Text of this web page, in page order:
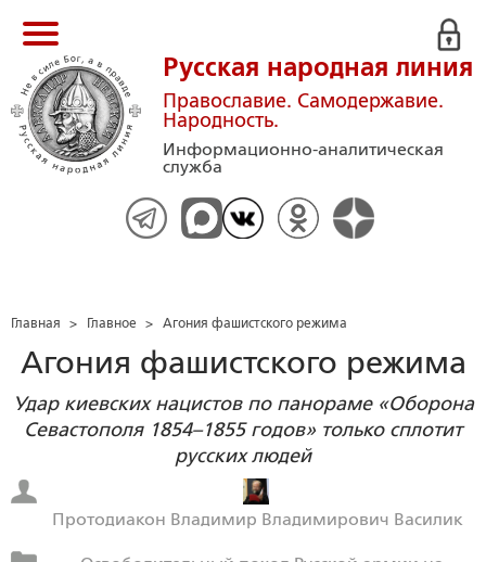
Русская народная линия
Православие. Самодержавие.
Народность.
Информационно-аналитическая
служба
Главная > Главное > Агония фашистского режима
Агония фашистского режима
Удар киевских нацистов по панораме «Оборона
Севастополя 1854–1855 годов» только сплотит
русских людей
Протодиакон Владимир Владимирович Василик